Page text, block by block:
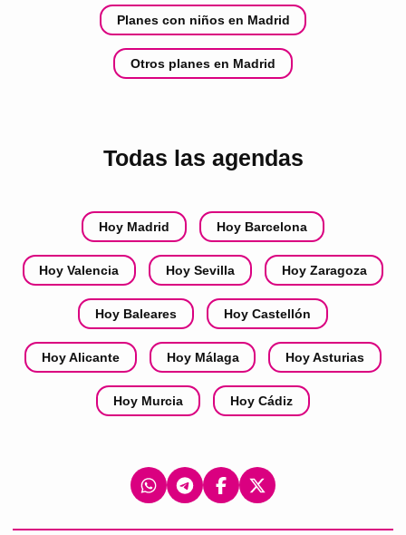
Planes con niños en Madrid
Otros planes en Madrid
Todas las agendas
Hoy Madrid Hoy Barcelona
Hoy Valencia Hoy Sevilla Hoy Zaragoza
Hoy Baleares Hoy Castellón
Hoy Alicante Hoy Málaga Hoy Asturias
Hoy Murcia Hoy Cádiz